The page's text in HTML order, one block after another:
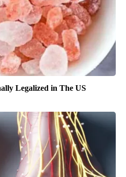
Legalized in The US